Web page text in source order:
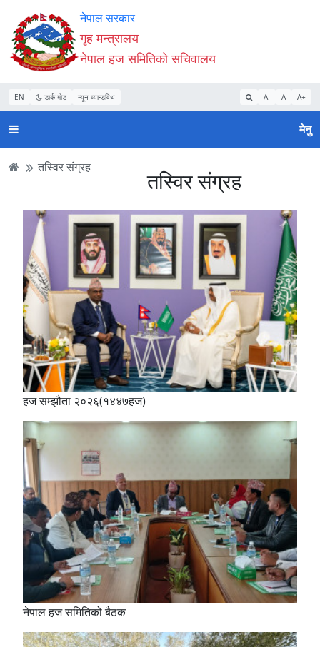
Accessibility
Mode
सुरु
गर्नुहोस्
सामाग्री
पढ्नुहाेस्
नेभिगेसन
पढ्नुहाेस्
वेबसाइट
खोजमा
जानुहोस्
नेपाल सरकार
गृह मन्त्रालय
नेपाल हज समितिको सचिवालय
EN डार्क मोड न्यून व्यान्डविथ A- A A+
मेनु
तस्विर संग्रह तस्विर संग्रह
हज सम्झौता २०२६(१४४७हज)
नेपाल हज समितिको बैठक